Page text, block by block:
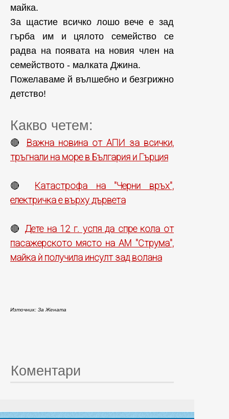
майка.
За щастие всичко лошо вече е зад
гърба им и цялото семейство се
радва на появата на новия член на
семейството - малката Джина.
Пожелаваме й вълшебно и безгрижно
детство!
Какво четем:
🔴 Важна новина от АПИ за всички,
тръгнали на море в България и Гърция
🔴 Катастрофа на "Черни връх",
електричка е върху дървета
🔴 Дете на 12 г. успя да спре кола от
пасажерското място на АМ "Струма",
майка ѝ получила инсулт зад волана
Източник: За Жената
Коментари